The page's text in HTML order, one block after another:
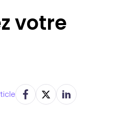
votre